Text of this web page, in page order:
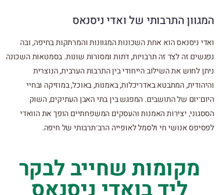
המגוון התרבותי של ואדי ניסנאס
ואדי ניסנאס הוא אחת השכונות המגוונות והמרתקות בחיפה, ובה
נפגשים זה לצד זה תרבויות, דתות ומסורות שונות. בסמטאות השכונה
ניתן לחוש את השילוב הייחודי בין התרבות הערבית, הנוצרית
והיהודית, המתבטא באדריכלות, באמנות, באוכל, במוזיקה ובחיי
היום־יום של התושבים. המפגש בין בתי האבן העתיקים, השוק
הססגוני, יצירות האמנות והעסקים המשפחתיים הופך את הוואדי
לפסיפס אנושי חי ולסמל לאופייה הרב־תרבותי של חיפה.
מקומות שחייב לבקר